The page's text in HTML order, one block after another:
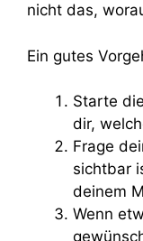
nicht das,
Ein gutes
Starte
dir,
Frage
sichtbar
deinem
Wenn